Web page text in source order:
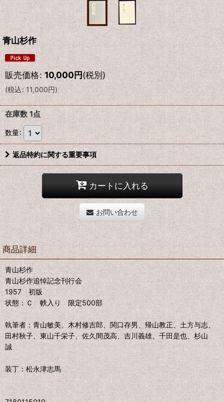
青山杉作
販売価格: 10,000円(税別)
(税込: 11,000円)
在庫数 1点
数量:
返品特約に関する重要事項
カートに入れる
お問い合わせ
商品詳細
青山杉作
青山杉作追悼記念刊行会
1957 初版
状態：Ｃ 帙入り 限定500部
執筆者：青山敏美、木村修吉郎、関口存男、帰山教正、土方与志、
田村秋子、東山千栄子、佐久間茂高、吉川義雄、千田是也、杉山
誠
装丁：松永津志馬